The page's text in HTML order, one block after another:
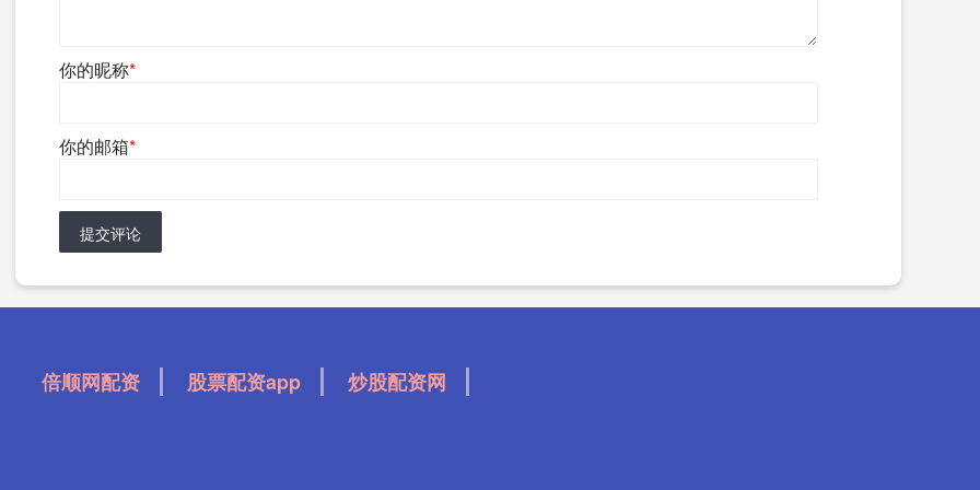
你的昵称*
你的邮箱*
提交评论
倍顺网配资 股票配资app 炒股配资网